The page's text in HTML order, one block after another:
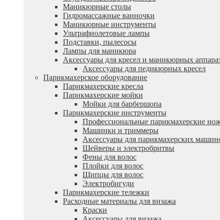
Маникюрные столы
Гидромассажные ванночки
Маникюрные инструменты
Ультрафиолетовые лампы
Подставки, пылесосы
Лампы для маникюра
Аксессуары для кресел и маникюрных
Аксессуары для педикюрных кресел
Парикмахерское оборудование
Парикмахерские кресла
Парикмахерские мойки
Мойки для барбершопа
Парикмахерские инструменты
Профессиональные парикмахерские
Машинки и триммеры
Аксессуары для парикмахерских
Шейверы и электробритвы
Фены для волос
Плойки для волос
Щипцы для волос
Электробигуди
Парикмахерские тележки
Расходные материалы для визажа
Краски